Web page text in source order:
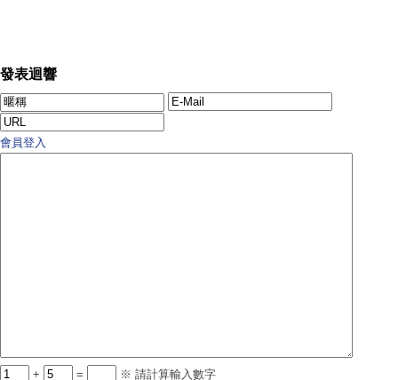
發表迴響
會員登入
+ = ※ 請計算輸入數字